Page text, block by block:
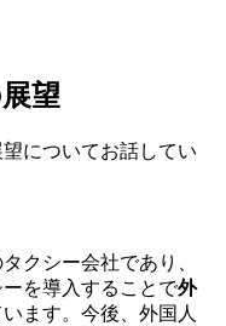
望
についてお話してい
クシー会社であり、
を導入することで外
ます。今後、外国人